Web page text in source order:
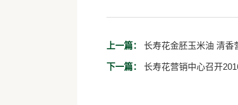
上一篇： 长寿花金胚玉米油 清香
下一篇： 长寿花营销中心召开